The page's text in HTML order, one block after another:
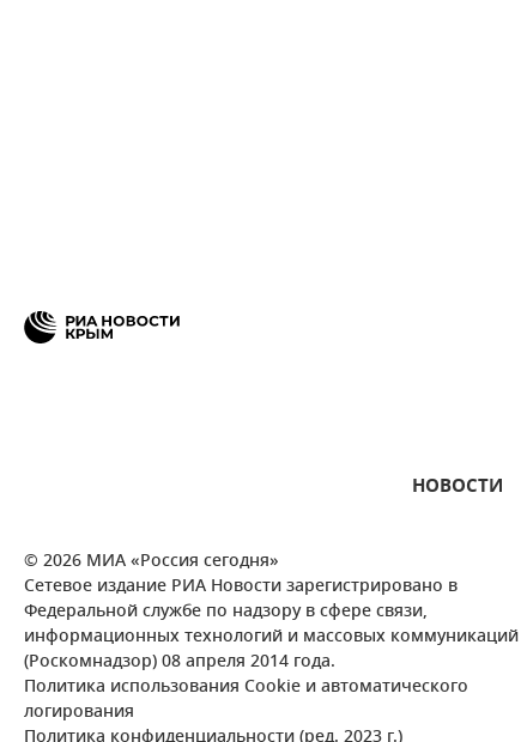
НОВОСТИ
© 2026 МИА «Россия сегодня»
Сетевое издание РИА Новости зарегистрировано в
Федеральной службе по надзору в сфере связи,
информационных технологий и массовых коммуникаций
(Роскомнадзор) 08 апреля 2014 года.
Политика использования Cookie и автоматического
логирования